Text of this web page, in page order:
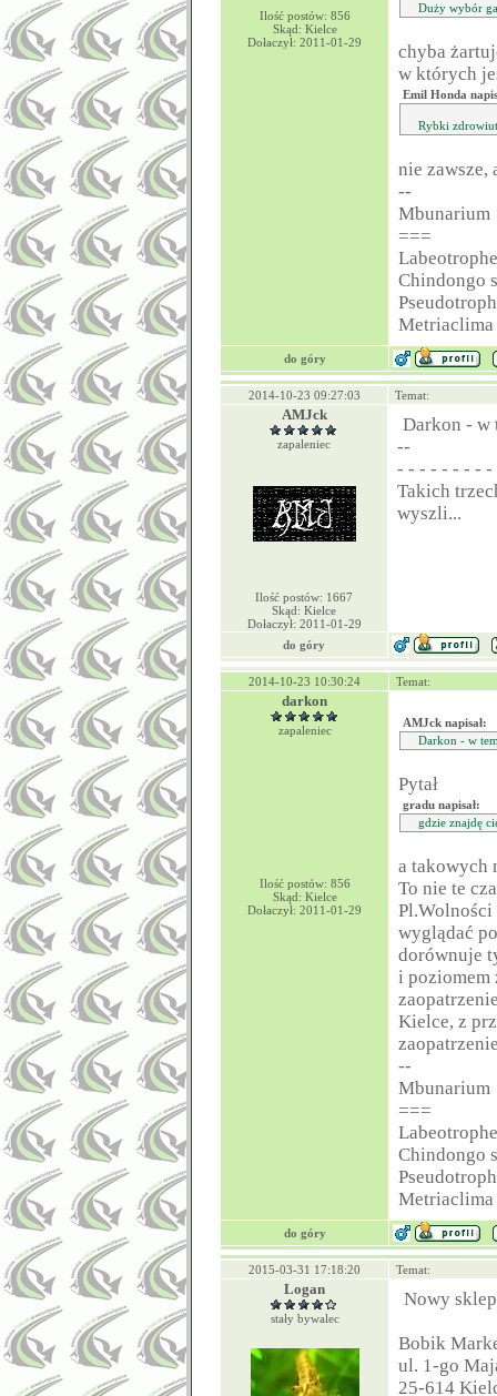
Ilość postów: 856
Skąd: Kielce
Dołaczył: 2011-01-29
Duży wybór
chyba
w których
Emil Honda
Rybki
nie zawsze,
--
Mbunarium
===
Chindongo
Metriaclima
do góry
2014-10-23 09:27:03 Temat:
AMJck
zapaleniec
Ilość postów: 1667
Skąd: Kielce
Dołaczył: 2011-01-29
Darkon - w
--
- - - - - - - -
Takich
wyszli...
do góry
2014-10-23 10:30:24 Temat:
darkon
zapaleniec
Ilość postów: 856
Skąd: Kielce
Dołaczył: 2011-01-29
AMJck napisał:
Darkon - w
Pytał
gradu napisał:
gdzie znajdę
a takowych
To nie te
wyglądać
dorównuje
i poziomem
Kielce, z
--
Mbunarium
===
Chindongo
Metriaclima
do góry
2015-03-31 17:18:20 Temat:
Logan
stały bywalec
Nowy
Bobik
ul. 1-go
25-614